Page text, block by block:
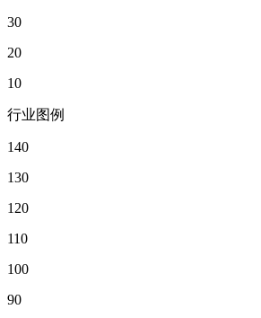
30
20
10
行业图例
140
130
120
110
100
90